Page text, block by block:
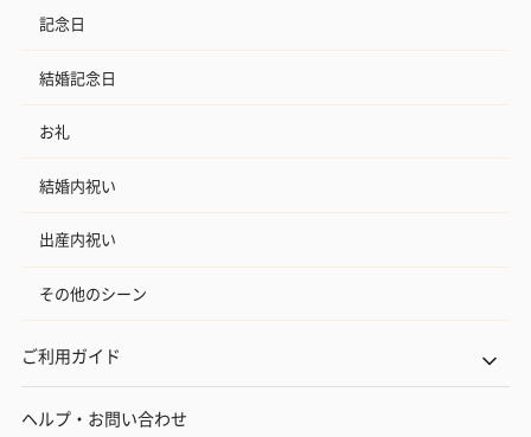
記念日
結婚記念日
お礼
結婚内祝い
出産内祝い
その他のシーン
ご利用ガイド
ヘルプ・お問い合わせ